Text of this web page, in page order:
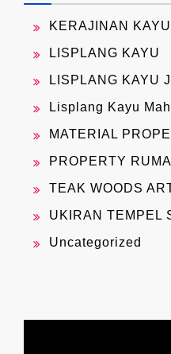
KERAJINAN KAYU
LISPLANG KAYU
LISPLANG KAYU
Lisplang Kayu
MATERIAL
PROPERTY
TEAK WOODS
UKIRAN TEMPEL
Uncategorized